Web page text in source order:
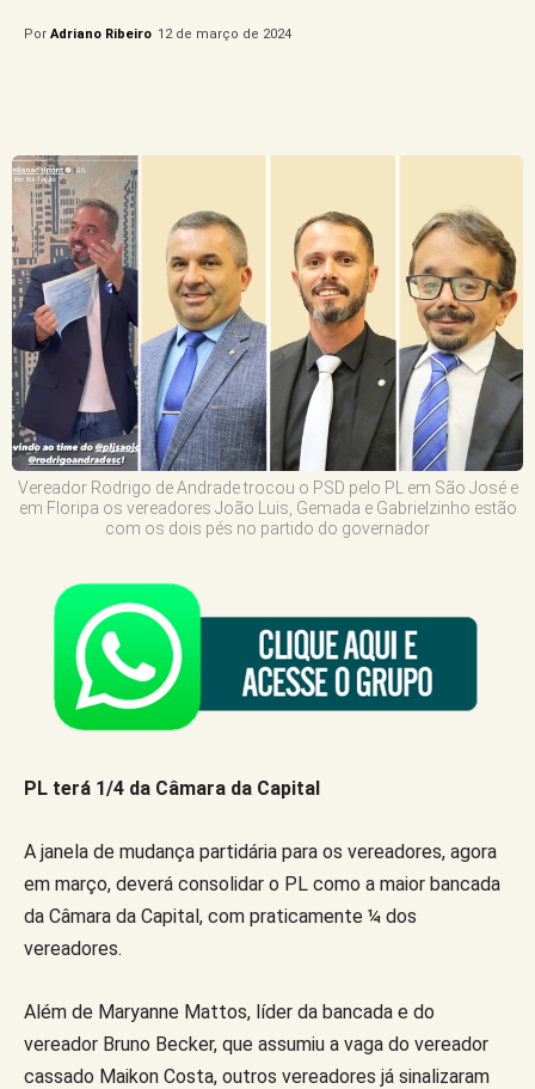
Por Adriano Ribeiro 12 de março de 2024
Vereador Rodrigo de Andrade trocou o PSD pelo PL em São José e
em Floripa os vereadores João Luis, Gemada e Gabrielzinho estão
com os dois pés no partido do governador
PL terá 1/4 da Câmara da Capital
A janela de mudança partidária para os vereadores, agora
em março, deverá consolidar o PL como a maior bancada
da Câmara da Capital, com praticamente ¼ dos
vereadores.
Além de Maryanne Mattos, líder da bancada e do
vereador Bruno Becker, que assumiu a vaga do vereador
cassado Maikon Costa, outros vereadores já sinalizaram